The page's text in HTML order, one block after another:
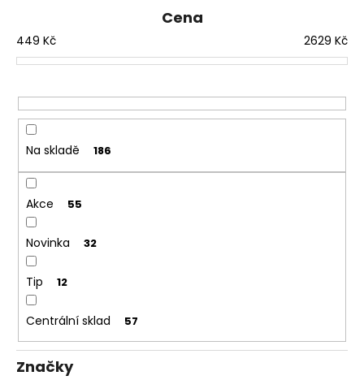
r
o
u
k
ů
Cena
449 Kč 2629 Kč
Na skladě 186
Akce 55
Novinka 32
Tip 12
Centrální sklad 57
Značky
o
r
u
u
j
m
e
DEKANG
DESERT
SHIP
10ML
11MG
149
Kč
Původně:
195
Kč